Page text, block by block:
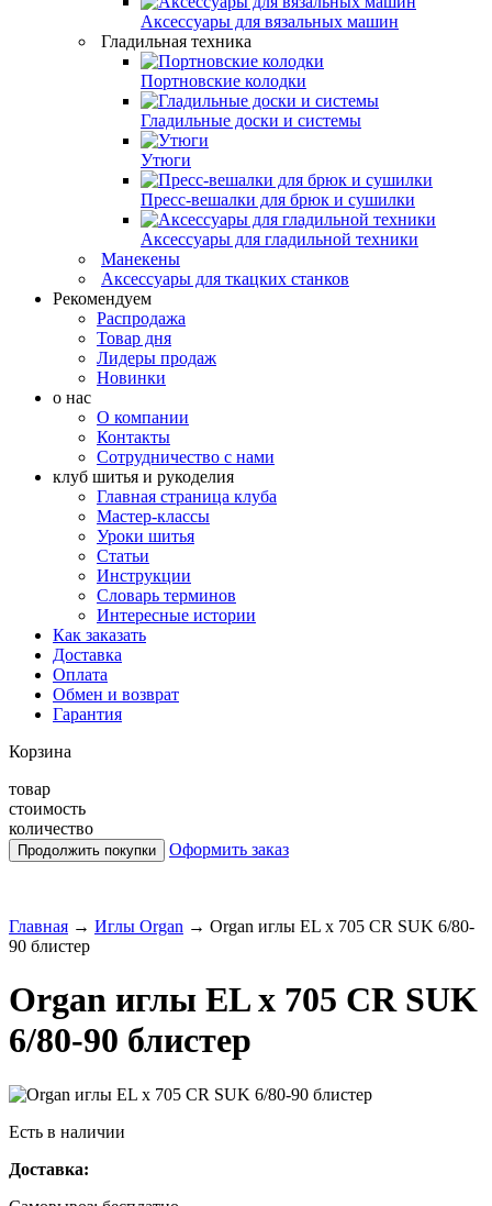
Аксессуары для вязальных машин
Гладильная техника
Портновские колодки
Гладильные доски и системы
Утюги
Пресс-вешалки для брюк и сушилки
Аксессуары для гладильной техники
Манекены
Аксессуары для ткацких станков
Рекомендуем
Распродажа
Товар дня
Лидеры продаж
Новинки
о нас
О компании
Контакты
Сотрудничество с нами
клуб шитья и рукоделия
Главная страница клуба
Мастер-классы
Уроки шитья
Статьи
Инструкции
Словарь терминов
Интересные истории
Как заказать
Доставка
Оплата
Обмен и возврат
Гарантия
Корзина
товар
стоимость
количество
Оформить заказ
Главная → Иглы Organ → Organ иглы EL x 705 CR SUK 6/80-
90 блистер
Organ иглы EL x 705 CR SUK
6/80-90 блистер
Есть в наличии
Доставка: